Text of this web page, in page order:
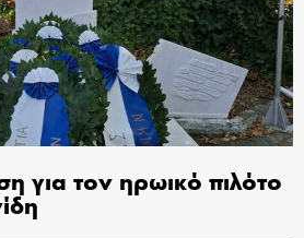
για τον ηρωικό πιλότο